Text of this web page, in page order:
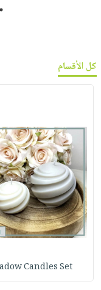
1
كل الأقسام
Candles Set